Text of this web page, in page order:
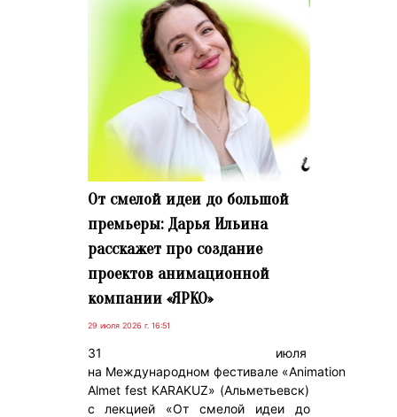
От смелой идеи до большой
премьеры: Дарья Ильина
расскажет про создание
проектов анимационной
компании «ЯРКО»
29 июля 2026 г. 16:51
31 июля
на Международном фестивале «Animation
Almet fest KARAKUZ» (Альметьевск)
с лекцией «От смелой идеи до